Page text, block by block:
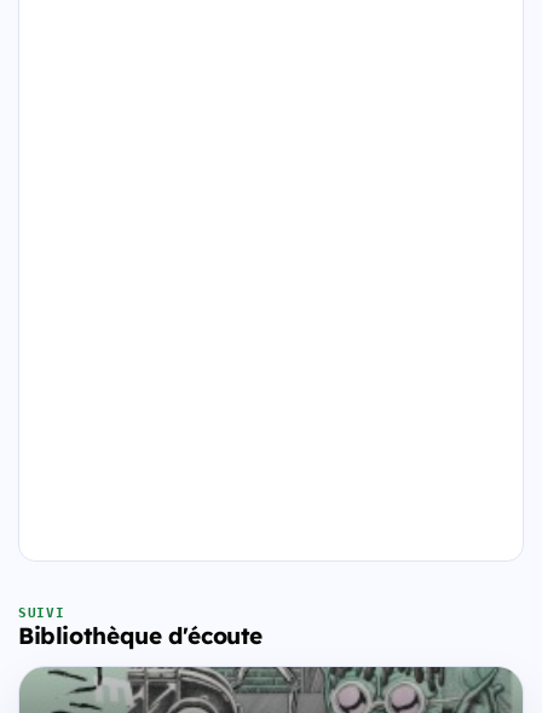
SUIVI
Bibliothèque d'écoute